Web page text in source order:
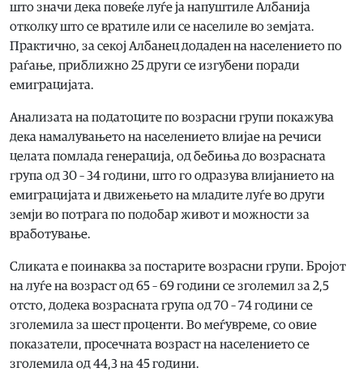
што значи дека повеќе луѓе ја напуштиле Албанија
отколку што се вратиле или се населиле во земјата.
Практично, за секој Албанец додаден на населението по
раѓање, приближно 25 други се изгубени поради
емиграцијата.
Анализата на податоците по возрасни групи покажува
дека намалувањето на населението влијае на речиси
целата помлада генерација, од бебиња до возрасната
група од 30 – 34 години, што го одразува влијанието на
емиграцијата и движењето на младите луѓе во други
земји во потрага по подобар живот и можности за
вработување.
Сликата е поинаква за постарите возрасни групи. Бројот
на луѓе на возраст од 65 – 69 години се зголемил за 2,5
отсто, додека возрасната група од 70 – 74 години се
зголемила за шест проценти. Во меѓувреме, со овие
показатели, просечната возраст на населението се
зголемила од 44,3 на 45 години.